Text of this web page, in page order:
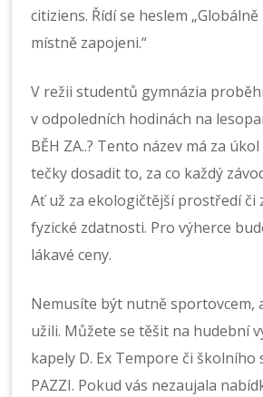
citiziens. Řídí se heslem
místně zapojeni.“
V režii studentů gymnázia
v odpoledních hodinách na
BĚH ZA..? Tento název má za
tečky dosadit to, za co každý
Ať už za ekologičtější prostředí či
fyzické zdatnosti. Pro výherce
lákavé ceny.
Nemusíte být nutně sportovcem,
užili. Můžete se těšit na hudební
kapely D. Ex Tempore či školního
PAZZI. Pokud vás nezaujala